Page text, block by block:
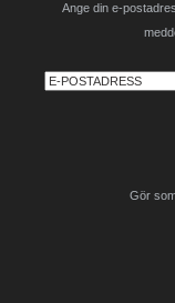
Ange din e-
E-
Gör